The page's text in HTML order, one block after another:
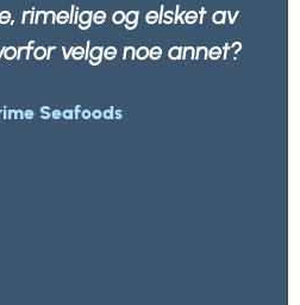
vår ikke bare er sterk
også 100%